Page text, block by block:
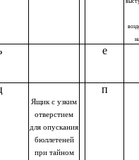
е
Ящик с узким
отверстием
для опускания
бюллетеней
при тайном
п